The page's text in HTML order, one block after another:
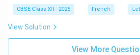
CBSE Class XII - 2025 French
View Solution
View More